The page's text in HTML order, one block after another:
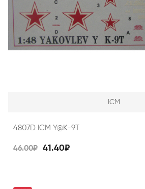
ICM
4807D ICM Y@K-9Т
46.00₽ 41.40₽